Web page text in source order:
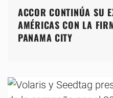
ACCOR CONTINÚA SU
AMÉRICAS CON LA
PANAMA CITY